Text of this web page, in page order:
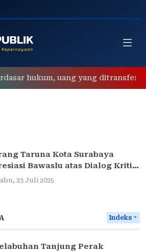
hukum, uang yang ditransfer
Taruna Kota Surabaya
Bawaslu atas Dialog Kritis
MK 135
23 Juli 2025
Indeks
Tanjung Perak